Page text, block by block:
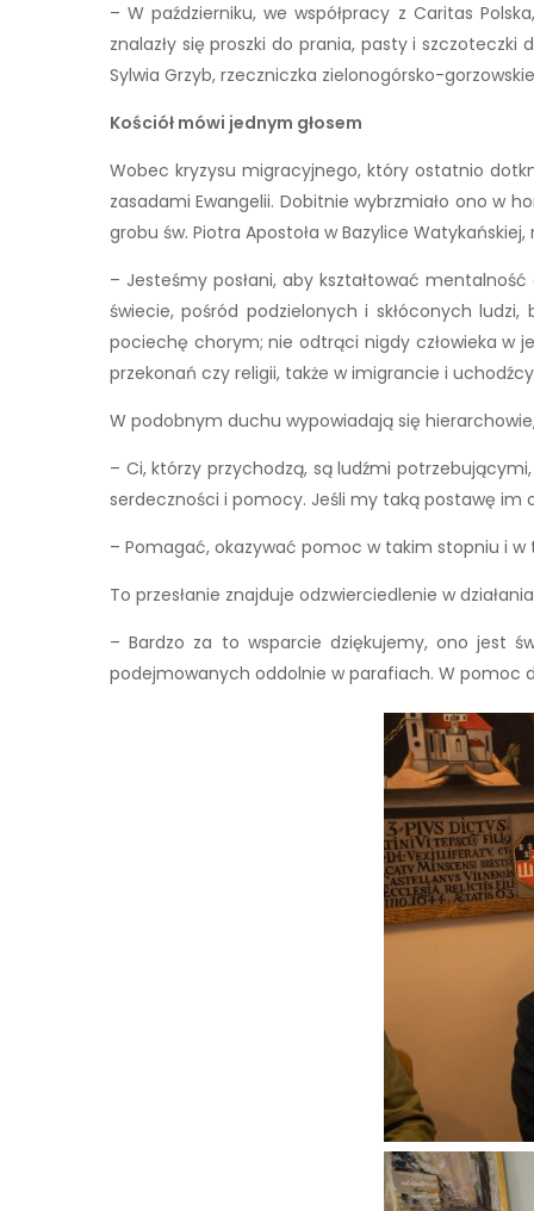
– W październiku, we współpracy z Caritas
znalazły się proszki do prania, pasty i
Sylwia Grzyb, rzeczniczka zielonogórsko-
Kościół mówi jednym głosem
Wobec kryzysu migracyjnego, który ostatnio
zasadami Ewangelii. Dobitnie wybrzmiało ono w
grobu św. Piotra Apostoła w Bazylice
– Jesteśmy posłani, aby kształtować
świecie, pośród podzielonych i skłóconych
pociechę chorym; nie odtrąci nigdy człowieka w
przekonań czy religii, także w imigrancie i
W podobnym duchu wypowiadają się
– Ci, którzy przychodzą, są ludźmi
serdeczności i pomocy. Jeśli my taką postawę im
– Pomagać, okazywać pomoc w takim stopniu i w
To przesłanie znajduje odzwierciedlenie w
– Bardzo za to wsparcie dziękujemy, ono jest
podejmowanych oddolnie w parafiach. W pomoc